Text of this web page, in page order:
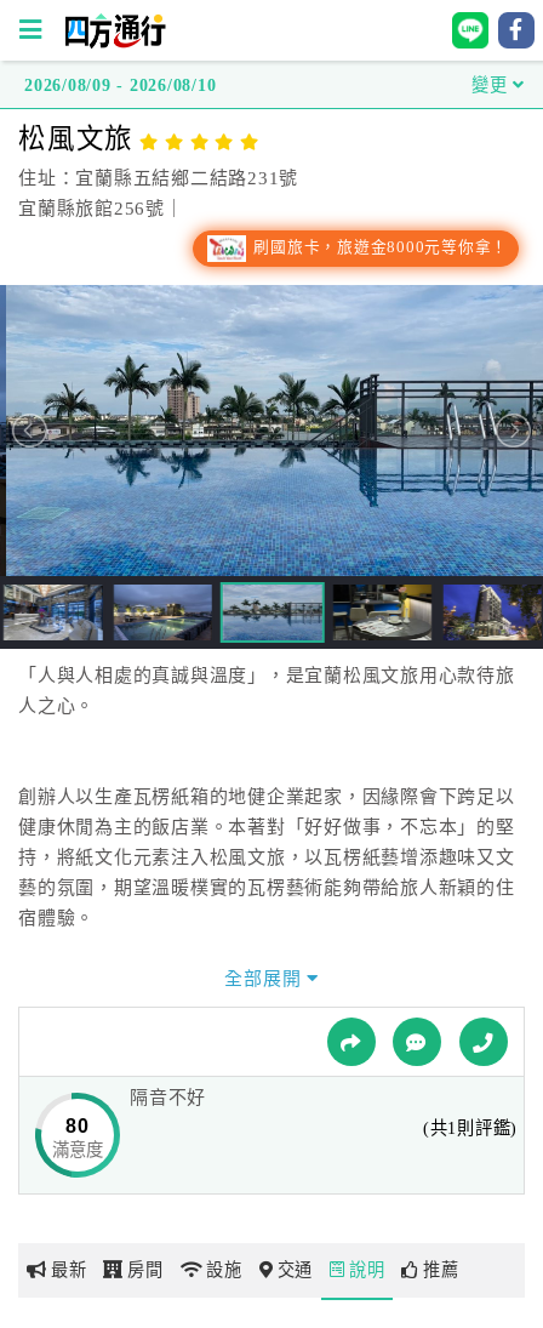
方
通
行
台
訂
房
直
接
跟
飯
店
訂
房
HOT
特
色
民
宿
球
網
玩
2026/08/09 - 2026/08/10 變更
松風文旅
住址：宜蘭縣五結鄉二結路231號
宜蘭縣旅館256號｜
刷國旅卡，旅遊金8000元等你拿！
「人與人相處的真誠與溫度」，是宜蘭松風文旅用心款待旅
人之心。
創辦人以生產瓦楞紙箱的地健企業起家，因緣際會下跨足以
健康休閒為主的飯店業。本著對「好好做事，不忘本」的堅
持，將紙文化元素注入松風文旅，以瓦楞紙藝增添趣味又文
藝的氛圍，期望溫暖樸實的瓦楞藝術能夠帶給旅人新穎的住
宿體驗。
松風文旅全館共有六種房型，總數82間房。11至22.5坪的舒
適空間，以木質色系搭配呈現溫暖風格。坐落於大二結文化
區，鄰近羅東及宜蘭，車程僅需十餘分鐘，於鬧中取靜，希
望旅人們在這個安靜細膩的空間，能夠充分舒暢疲憊的身
心。讓宜蘭的純樸民風及好客之情，緩慢您的步調，讓您單
純地、真誠地歡笑。
全部展開
80
滿意度
隔音不好
(共1則評鑑)
最新 房間 設施 交通 說明 推薦